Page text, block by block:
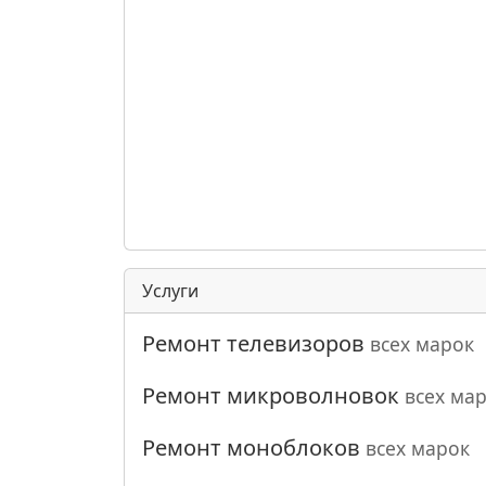
Услуги
Ремонт телевизоров всех марок
Ремонт микроволновок всех
Ремонт моноблоков всех марок